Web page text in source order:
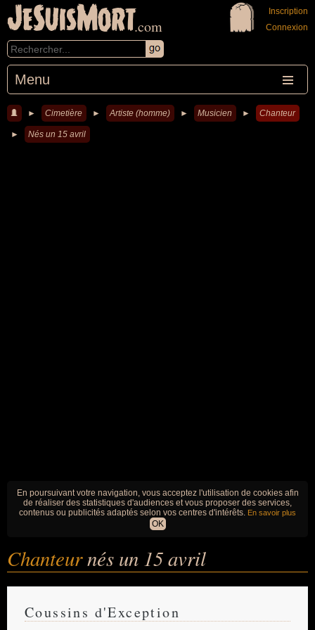
JeSuisMort.com
Menu
Inscription
Connexion
► Cimetière ► Artiste (homme) ► Musicien ► Chanteur
► Nés un 15 avril
En poursuivant votre navigation, vous acceptez l'utilisation de cookies afin
de réaliser des statistiques d'audiences et vous proposer des services,
contenus ou publicités adaptés selon vos centres d'intérêts. En savoir plus
OK
Chanteurnés un 15 avril
Coussins d'Exception